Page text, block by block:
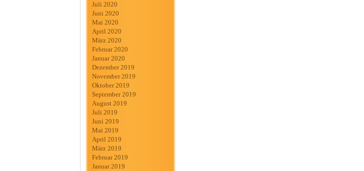
Juli 2020
Juni 2020
Mai 2020
April 2020
März 2020
Februar 2020
Januar 2020
Dezember 2019
November 2019
Oktober 2019
September 2019
August 2019
Juli 2019
Juni 2019
Mai 2019
April 2019
März 2019
Februar 2019
Januar 2019